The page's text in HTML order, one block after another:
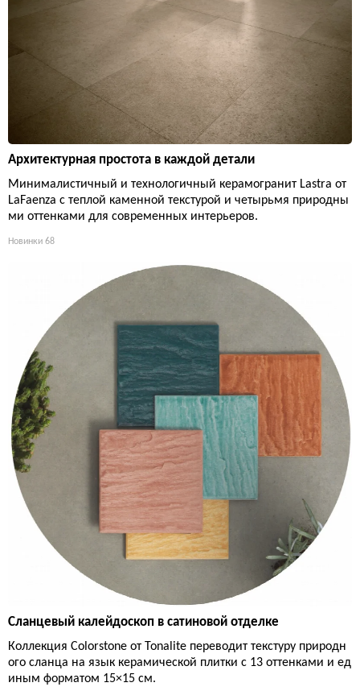
Архитектурная простота в каждой детали
Минималистичный и технологичный керамогранит Lastra от
LaFaenza с теплой каменной текстурой и четырьмя природны
ми оттенками для современных интерьеров.
Новинки 68
Сланцевый калейдоскоп в сатиновой отделке
Коллекция Colorstone от Tonalite переводит текстуру природн
ого сланца на язык керамической плитки с 13 оттенками и ед
иным форматом 15×15 см.